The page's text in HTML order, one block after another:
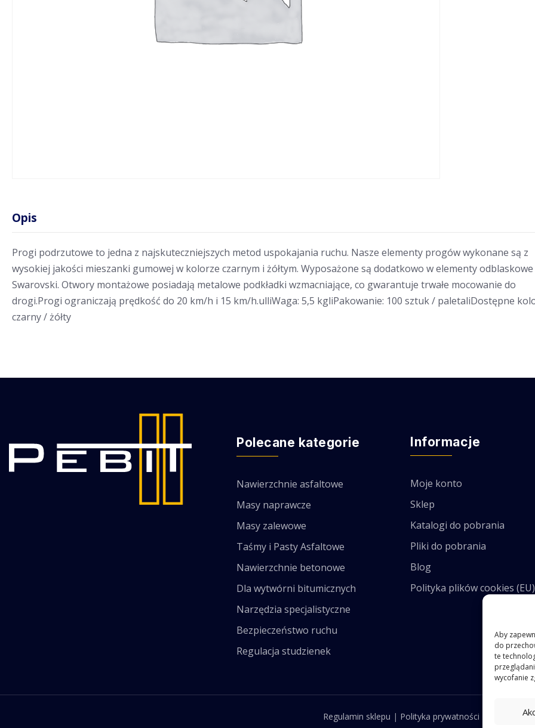
Aby
do
te
wycofanie
Opis
Progi podrzutowe to jedna z najskuteczniejszych metod uspokajania ruchu. Nasze elementy progów wykonane są z
wysokiej jakości mieszanki gumowej w kolorze czarnym i żółtym. Wyposażone są dodatkowo w elementy
Swarovski. Otwory montażowe posiadają metalowe podkładki wzmacniające, co gwarantuje trwałe mocowanie do
drogi.Progi ograniczają prędkość do 20 km/h i 15 km/h.ulliWaga: 5,5 kgliPakowanie: 100 sztuk / paletaliDostępne
czarny / żółty
Polecane kategorie
Nawierzchnie asfaltowe
Masy naprawcze
Masy zalewowe
Taśmy i Pasty Asfaltowe
Nawierzchnie betonowe
Dla wytwórni bitumicznych
Narzędzia specjalistyczne
Bezpieczeństwo ruchu
Regulacja studzienek
Informacje
Moje konto
Sklep
Katalogi do pobrania
Pliki do pobrania
Blog
Polityka plików cookies (EU)
Regulamin sklepu | Polityka prywatności